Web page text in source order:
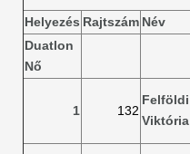
Helyezés Rajtszám Név
Duatlon
Nő
1 132
Felföldi
Viktória